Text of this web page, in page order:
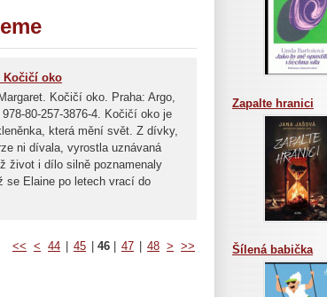
Kočičí oko
Kočičí oko. Praha: Argo,
80-257-3876-4. Kočičí oko je
která mění svět. Z dívky,
ni dívala, vyrostla uznávaná
život i dílo silně poznamenaly
Elaine po letech vrací do
<< < 44 45 46 47 48 > >>
Zapalte hranici
Šílená babička